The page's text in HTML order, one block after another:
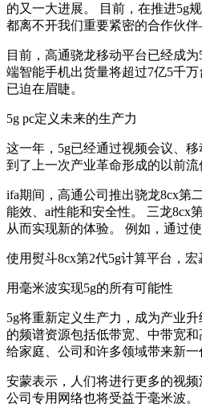
的又一大进展。 目前，在推进5g
都离不开我们重要紧密的合作伙
目前，高通骁龙移动平台已经成
端智能手机出货量将超过7亿5千
已迫在眉睫。
5g pc定义未来的生产力
这一年，5g已经通过视频会议、
到了上一次产业革命形成的以前
ifa期间，高通公司推出骁龙8cx第
能效、ai性能和安全性。 三龙8cx
从而实现新的体验。 例如，通过
使用熨斗8cx第2代5g计算平台，
用毫米波实现5g的所有可能性
5g将重新定义生产力，成为产业
的频谱资源包括低带宽、中带宽
给家庭、公司和许多领域带来新一
安蒙表示，人们将进行更多的视
公司专用网络也将受益于毫米波